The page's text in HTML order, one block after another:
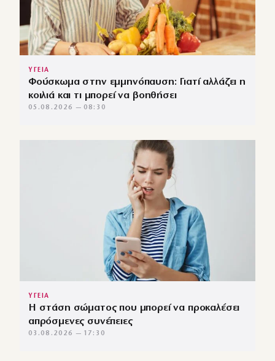
ΥΓΕΙΑ
Φούσκωμα στην εμμηνόπαυση: Γιατί αλλάζει η
κοιλιά και τι μπορεί να βοηθήσει
05.08.2026 — 08:30
ΥΓΕΙΑ
Η στάση σώματος που μπορεί να προκαλέσει
απρόσμενες συνέπειες
03.08.2026 — 17:30